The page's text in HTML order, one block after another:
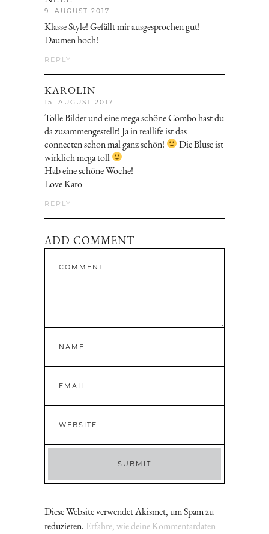
9. AUGUST 2017
Klasse Style! Gefällt mir ausgesprochen gut!
Daumen hoch!
REPLY
KAROLIN
15. AUGUST 2017
Tolle Bilder und eine mega schöne Combo hast du
da zusammengestellt! Ja in reallife ist das
connecten schon mal ganz schön!
Die Bluse ist
wirklich mega toll
Hab eine schöne Woche!
Love Karo
REPLY
ADD COMMENT
Diese Website verwendet Akismet, um Spam zu
reduzieren. Erfahre, wie deine Kommentardaten